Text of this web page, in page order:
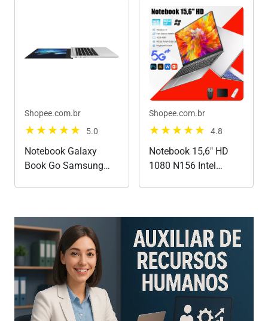
Core i5‑1334U, 8 GB
RAM, 512 GB SSD,
Windows 11 Home,
Preto
Shopee.com.br
5.0
Notebook Galaxy
Book Go Samsung
leve 1.38kg Windows
11 notebook Galaxy
Book Go 4GB
Notebook 128GB SSD
Samsung...
Shopee.com.br
4.8
Notebook 15,6" HD
1080 N156 Intel